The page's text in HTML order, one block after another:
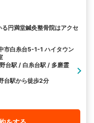
円満堂鍼灸整骨院はアクセ
市白糸台5-1-1 ハイタウン
台駅 / 白糸台駅 / 多磨霊
台駅から徒歩2分